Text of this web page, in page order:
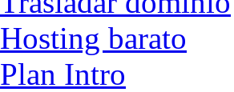
Hosting barato
Plan Intro